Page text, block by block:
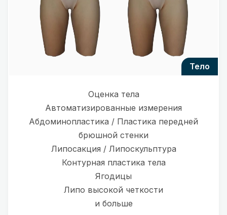
тело
Оценка тела
Автоматизированные измерения
Абдоминопластика / Пластика передней
брюшной стенки
Липосакция / Липоскульптура
Контурная пластика тела
Ягодицы
Липо высокой четкости
и больше